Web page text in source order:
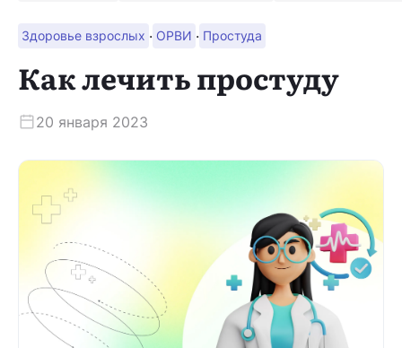
Здоровье взрослых · ОРВИ · Простуда
Как лечить простуду
20 января 2023